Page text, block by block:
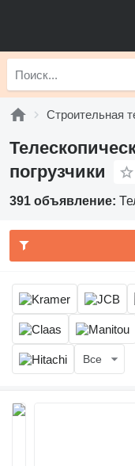
Строительная
погрузчики
391 объявление:
Все